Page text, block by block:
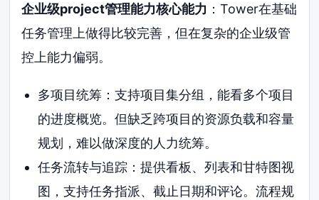
企业级project管理能力核心能力 ：Tower在基础
任务管理上做得比较完善，但在复杂的企业级管
控上能力偏弱。
多项目统筹：支持项目集分组，能看多个项目
的进度概览。但缺乏跨项目的资源负载和容量
规划，难以做深度的人力统筹。
任务流转与追踪：提供看板、列表和甘特图视
图，支持任务指派、截止日期和评论。流程规